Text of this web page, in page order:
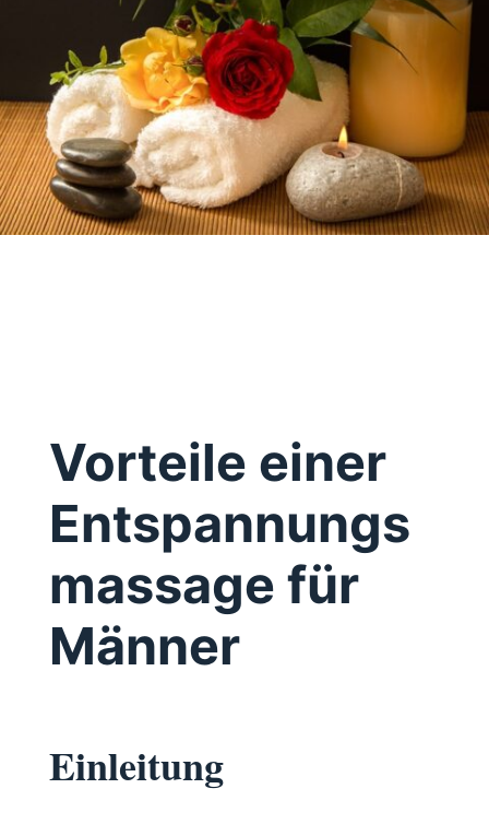
Vorteile einer
Entspannungs
massage für
Männer
Einleitung